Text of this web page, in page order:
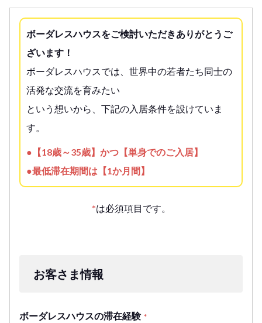
ボーダレスハウスをご検討いただきありがとうご
ざいます！
ボーダレスハウスでは、世界中の若者たち同士の
活発な交流を育みたい
という想いから、下記の入居条件を設けていま
す。
●【18歳～35歳】かつ【単身でのご入居】
●最低滞在期間は【1か月間】
*は必須項目です。
お客さま情報
ボーダレスハウスの滞在経験 *